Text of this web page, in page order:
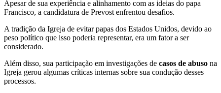
Apesar de sua experiência e alinhamento com as ideias do papa
Francisco, a candidatura de Prevost enfrentou desafios.
A tradição da Igreja de evitar papas dos Estados Unidos, devido ao
peso político que isso poderia representar, era um fator a ser
considerado.
Além disso, sua participação em investigações de casos de abuso na
Igreja gerou algumas críticas internas sobre sua condução desses
processos.